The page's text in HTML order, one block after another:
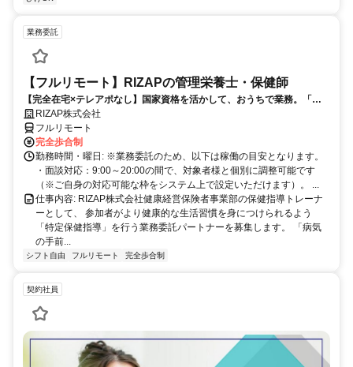
業務委託
【フルリモート】RIZAPの管理栄養士・保健師
【完全在宅×テレアポなし】国家資格を活かして、おうちで業務。「も
う一つの安心」を。主婦・Wワーカー活躍中！「平日の日中だけ」「夕
方以降の数時間だけ」など、生活リズムに合わせた時間調整が可能で
す。1件ごとの成果報酬型だから、頑張った分だけ手応えのある収入
に。充実のサポート体制で、安心の在宅ワークを始めませんか？
RIZAP株式会社
フルリモート
完全歩合制
勤務時間・曜日: ※業務委託のため、以下は稼働の目安となります。
・面談対応：9:00～20:00の間で、対象者様と個別に調整可能です
（※ご自身の対応可能な枠をシステム上で設定いただけます）。 ...
仕事内容: RIZAP株式会社健康経営保険者事業部の保健指導トレーナ
ーとして、 参加者がより健康的な生活習慣を身につけられるよう
「特定保健指導」を行う業務委託パートナーを募集します。 「病気
の手前...
シフト自由 フルリモート 完全歩合制
契約社員